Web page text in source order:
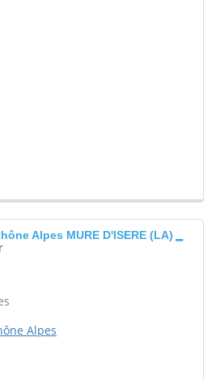
Alpes MURE D'ISERE (LA)
Alpes